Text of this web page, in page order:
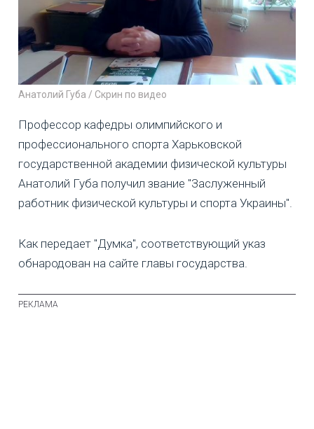
Анатолий Губа / Скрин по видео
Профессор кафедры олимпийского и
профессионального спорта Харьковской
государственной академии физической культуры
Анатолий Губа получил звание "Заслуженный
работник физической культуры и спорта Украины".
Как передает "Думка", соответствующий указ
обнародован на сайте главы государства.